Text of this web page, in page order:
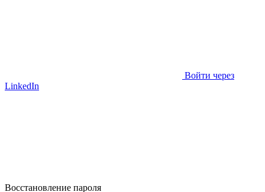
Войти через
LinkedIn
Восстановление пароля